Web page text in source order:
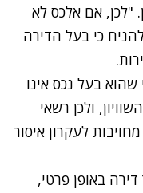
"לכן, אם אלכס לא
כי בעל הדירה
בעל נכס אינו
ולכן רשאי
לעקרון איסור
באופן פרטי,